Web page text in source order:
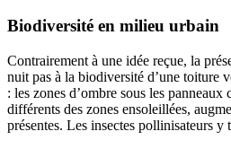
Biodiversité en milieu urbain
Contrairement à une idée reçue, la
nuit pas à la biodiversité d’une toiture
: les zones d’ombre sous les panneaux
différents des zones ensoleillées,
présentes. Les insectes pollinisateurs